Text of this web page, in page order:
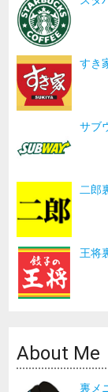
すき
サブ
二郎
王将
About Me
裏メ